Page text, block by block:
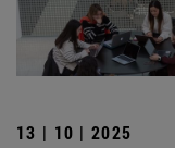
13 | 10 | 2025